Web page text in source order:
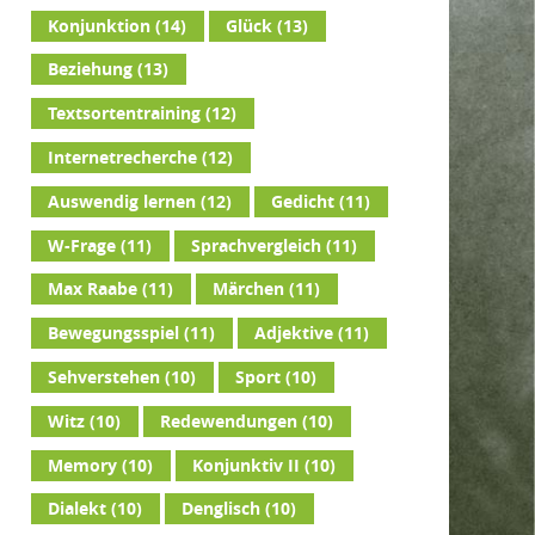
Konjunktion (14) Glück (13)
Beziehung (13)
Textsortentraining (12)
Internetrecherche (12)
Auswendig lernen (12) Gedicht (11)
W-Frage (11) Sprachvergleich (11)
Max Raabe (11) Märchen (11)
Bewegungsspiel (11) Adjektive (11)
Sehverstehen (10) Sport (10)
Witz (10) Redewendungen (10)
Memory (10) Konjunktiv II (10)
Dialekt (10) Denglisch (10)